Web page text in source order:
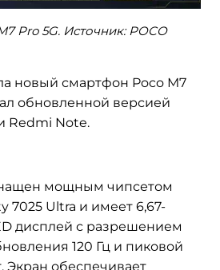
Pro 5G. Источник: POCO
новый смартфон Poco M7
обновленной версией
Redmi Note.
мощным чипсетом
7025 Ultra и имеет 6,67-
дисплей с разрешением
120 Гц и пиковой
Экран обеспечивает